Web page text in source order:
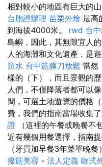
相對較小的地區有巨大的山
台胞證辦理 苗栗外燴 最高
到海拔4000米。 rwd 台
島嶼，因此，其無限宜人
人的海灘和文化遺產，是
防水 台中筋膜刀放鬆 當然
樣的（下），而且景觀的
人們，不僅降落者都可以
間，可選土地遊覽的價格
費，我們的指南當場收集
證 （這裡的午餐或晚餐不
近有幾個用餐選擇，指南
（牙買加早餐3年菜單晚餐
撥筋美容 - 法人定義 歐式